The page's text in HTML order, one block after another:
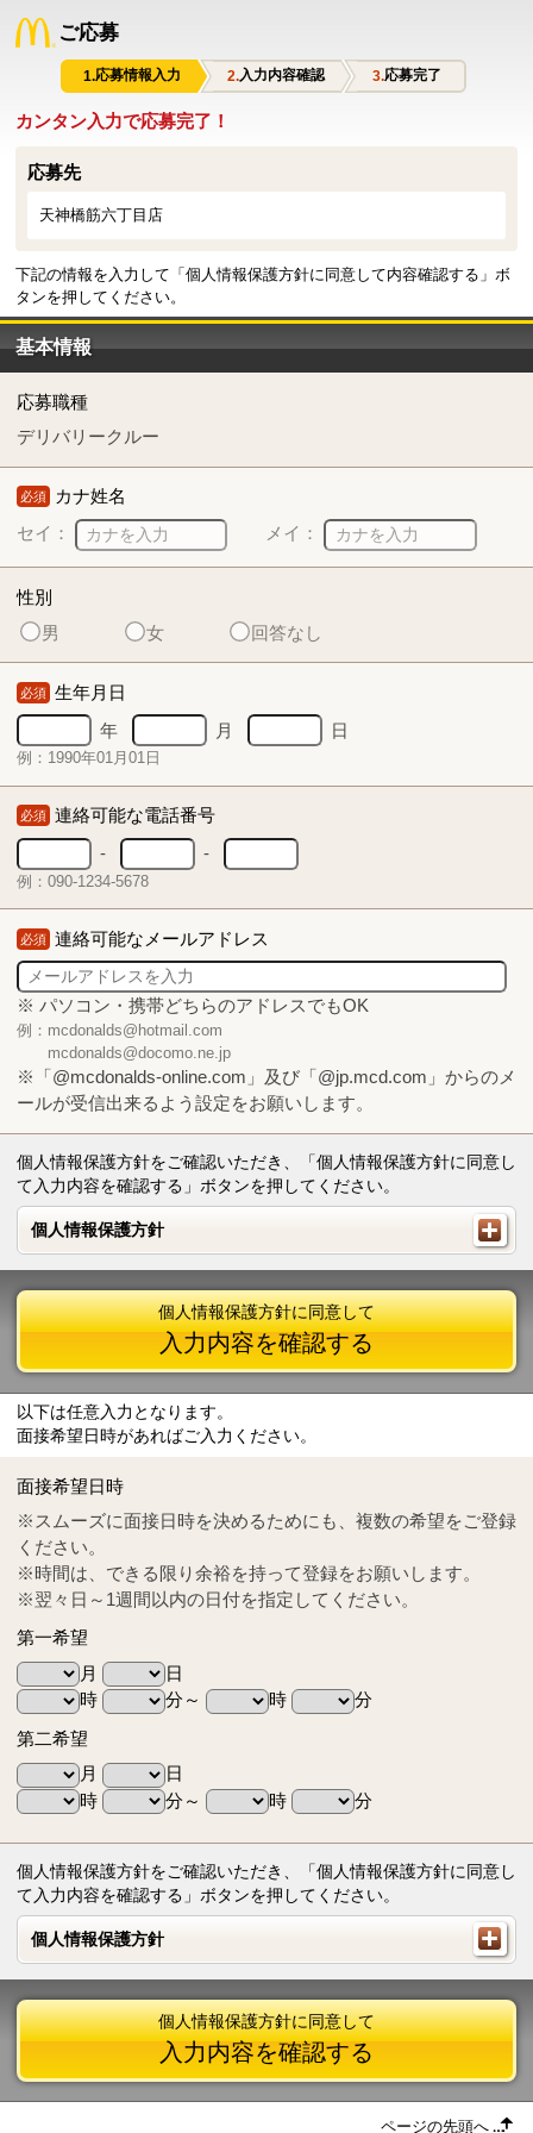
ご応募
応募情報入力 入力内容確認 応募完了
カンタン入力で応募完了！
応募先
天神橋筋六丁目店
下記の情報を入力して「個人情報保護方針に同意して内容確認する」ボ
タンを押してください。
基本情報
応募職種
デリバリークルー
必須 カナ姓名
セイ：
メイ：
性別
男
女 回答なし
必須 生年月日
年
月 日
例：1990年01月01日
必須 連絡可能な電話番号
-
-
例：090-1234-5678
必須 連絡可能なメールアドレス
※ パソコン・携帯どちらのアドレスでもOK
例：mcdonalds@hotmail.com
mcdonalds@docomo.ne.jp
※「@mcdonalds-online.com」及び「@jp.mcd.com」からのメ
ールが受信出来るよう設定をお願いします。
個人情報保護方針をご確認いただき、「個人情報保護方針に同意し
て入力内容を確認する」ボタンを押してください。
個人情報保護方針
個人情報保護方針
Tel
0570-55-0314
個人情報保護方針に同意して
入力内容を確認する
以下は任意入力となります。
面接希望日時があればご入力ください。
面接希望日時
※スムーズに面接日時を決めるためにも、複数の希望をご登録
ください。
※時間は、できる限り余裕を持って登録をお願いします。
※翌々日～1週間以内の日付を指定してください。
第一希望
月
日
時
分～ 時
分
第二希望
月
日
時
分～ 時 分
個人情報保護方針をご確認いただき、「個人情報保護方針に同意し
て入力内容を確認する」ボタンを押してください。
個人情報保護方針
個人情報保護方針
個人情報保護方針に同意して
入力内容を確認する
ページの先頭へ